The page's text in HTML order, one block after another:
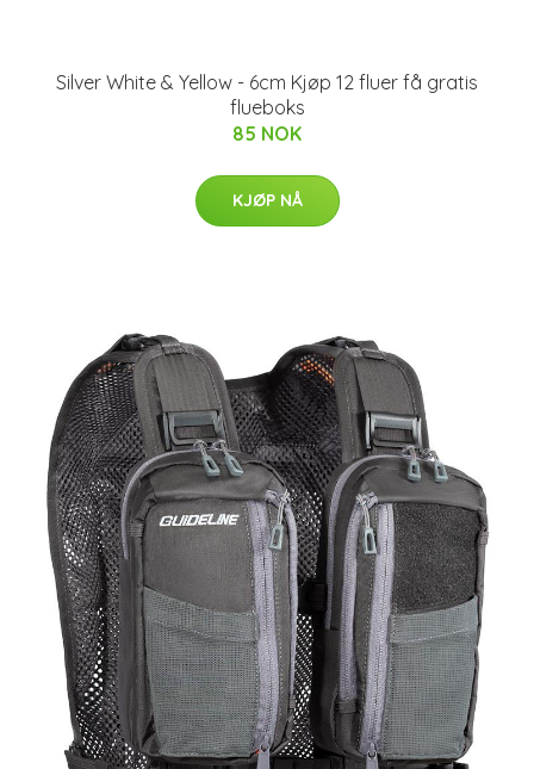
Silver White & Yellow - 6cm Kjøp 12 fluer få gratis
flueboks
85 NOK
KJØP NÅ